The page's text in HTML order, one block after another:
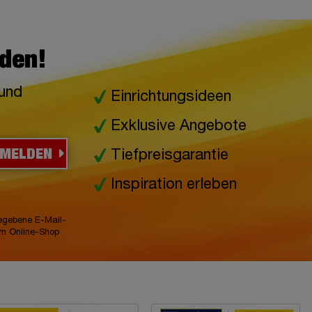
E-Mail-
Online-Shop
Einrichtungsideen
Exklusive Angebote
Tiefpreisgarantie
Inspiration erleben